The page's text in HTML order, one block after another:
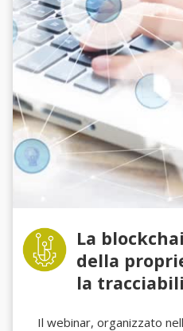
La
della
la
Il webinar, organizzato